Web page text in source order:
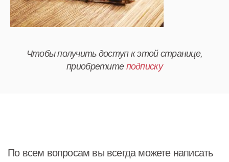
Чтобы получить доступ к этой странице,
приобретите подписку
По всем вопросам вы всегда можете написать